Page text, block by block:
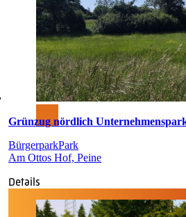
Grünzug nördlich
BürgerparkPark
Am Ottos Hof, Peine
Details